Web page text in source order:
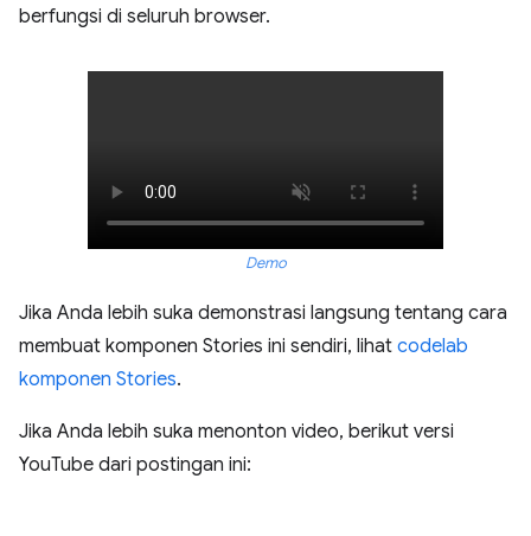
berfungsi di seluruh browser.
Demo
Jika Anda lebih suka demonstrasi langsung tentang cara
membuat komponen Stories ini sendiri, lihat codelab
komponen Stories.
Jika Anda lebih suka menonton video, berikut versi
YouTube dari postingan ini: